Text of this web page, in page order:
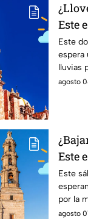
Este
del
HOY
Este
espera
lluvias
agosto
Este
del
Este
por la
cálido
agosto